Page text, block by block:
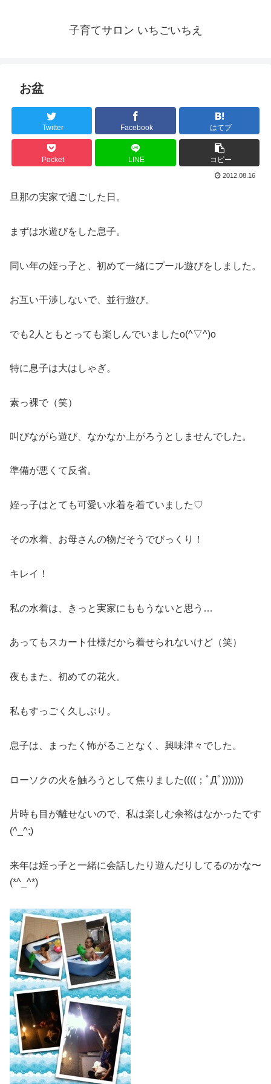
子育てサロン いちごいちえ
お盆
Twitter Facebook はてブ
Pocket LINE コピー
2012.08.16
旦那の実家で過ごした日。
まずは水遊びをした息子。
同い年の姪っ子と、初めて一緒にプール遊びをしました。
お互い干渉しないで、並行遊び。
でも2人ともとっても楽しんでいましたo(^▽^)o
特に息子は大はしゃぎ。
素っ裸で（笑）
叫びながら遊び、なかなか上がろうとしませんでした。
準備が悪くて反省。
姪っ子はとても可愛い水着を着ていました♡
その水着、お母さんの物だそうでびっくり！
キレイ！
私の水着は、きっと実家にももうないと思う…
あってもスカート仕様だから着せられないけど（笑）
夜もまた、初めての花火。
私もすっごく久しぶり。
息子は、まったく怖がることなく、興味津々でした。
ローソクの火を触ろうとして焦りました((((；ﾟДﾟ)))))))
片時も目が離せないので、私は楽しむ余裕はなかったです
(^_^;)
来年は姪っ子と一緒に会話したり遊んだりしてるのかな〜
(*^_^*)